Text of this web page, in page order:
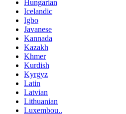
Hungarian
Icelandic
Igbo
Javanese
Kannada
Kazakh
Khmer
Kurdish
Kyrgyz
Latin
Latvian
Lithuanian
Luxembou..